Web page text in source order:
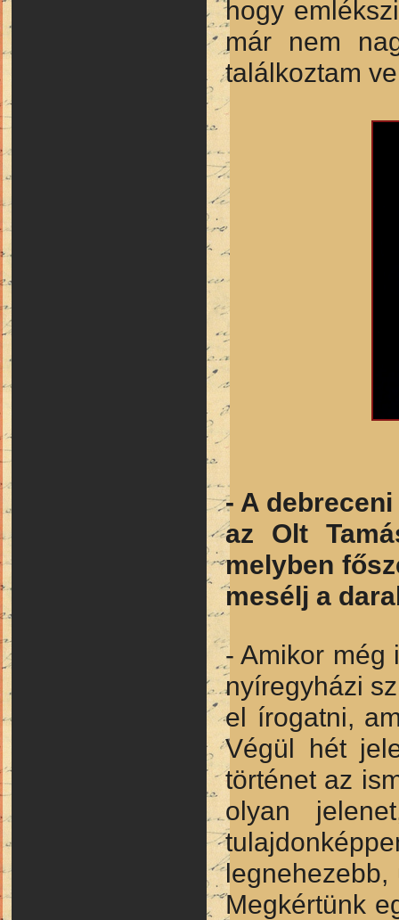
hogy
már nem
találkoztam
- A
az Olt
melyben
mesélj a
- Amikor még
nyíregyházi
el írogatni,
Végül hét
történet az
olyan
legnehezebb,
Megkértünk